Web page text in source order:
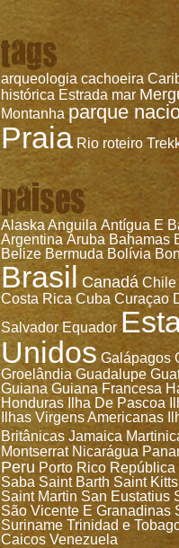
tags
arqueologia cachoeira
histórica Estrada mar
Montanha parque
Praia Rio roteiro
paises
Alaska Anguila Antígua E
Argentina Aruba Bahamas
Belize Bermuda Bolívia
Brasil Canadá Chile
Costa Rica Cuba Curaçao
Salvador Equador
Unidos Galápagos
Groelândia Guadalupe
Guiana Guiana Francesa
Honduras Ilha De Pascoa
Ilhas Virgens Americanas
Britânicas Jamaica
Montserrat Nicarágua
Peru Porto Rico
Saba Saint Barth Saint
Saint Martin San Eustatius
São Vicente E Granadinas
Suriname Trinidad e
Caicos Venezuela